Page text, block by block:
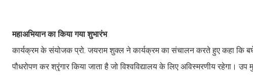
महाअभियान का किया गया शुभारंभ
कार्यक्रम के संयोजक प्रो. जयराम शुक्ल ने कार्यक्रम का संचालन करते हुए कहा कि
पौधरोपण कर श्रृंगार किया जाता है जो विश्वविद्यालय के लिए अविस्मरणीय रहेगा।